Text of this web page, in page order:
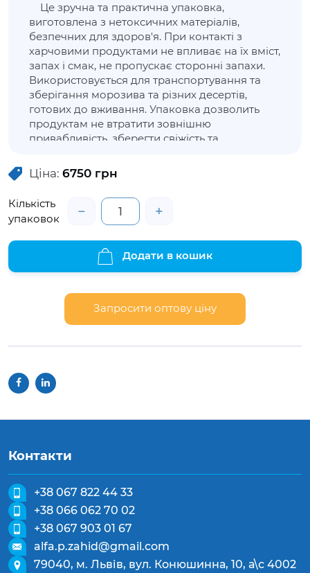
Це зручна та практична упаковка,
виготовлена з нетоксичних матеріалів,
безпечних для здоров'я. При контакті з
харчовими продуктами не впливає на їх вміст,
запах і смак, не пропускає сторонні запахи.
Використовується для транспортування та
зберігання морозива та різних десертів,
готових до вживання. Упаковка дозволить
продуктам не втратити зовнішню
привабливість, зберегти свіжість та
прозору кришку.
Ціна: 6750 грн
Кількість
упаковок
− +
Додати в кошик
Запросити оптову ціну
Контакти
+38 067 822 44 33
+38 066 062 70 02
+38 067 903 01 67
alfa.p.zahid@gmail.com
79040, м. Львів, вул. Конюшинна, 10, а\с 4002